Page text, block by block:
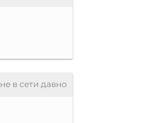
не в сети давно